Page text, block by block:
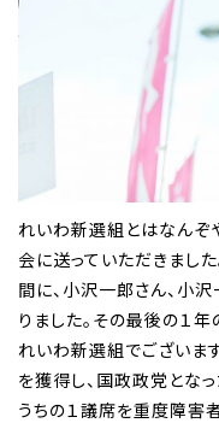
れいわ新選組とはなんぞ
会に送っていただきまし
間に、小沢一郎さん、小
りました。その最後の１
れいわ新選組でございま
を獲得し、国政政党とな
うちの１議席を重度障害